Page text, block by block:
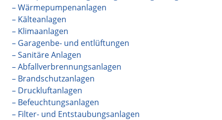
– Wärmepumpenanlagen
– Kälteanlagen
– Klimaanlagen
– Garagenbe- und entlüftungen
– Sanitäre Anlagen
– Abfallverbrennungsanlagen
– Brandschutzanlagen
– Druckluftanlagen
– Befeuchtungsanlagen
– Filter- und Entstaubungsanlagen